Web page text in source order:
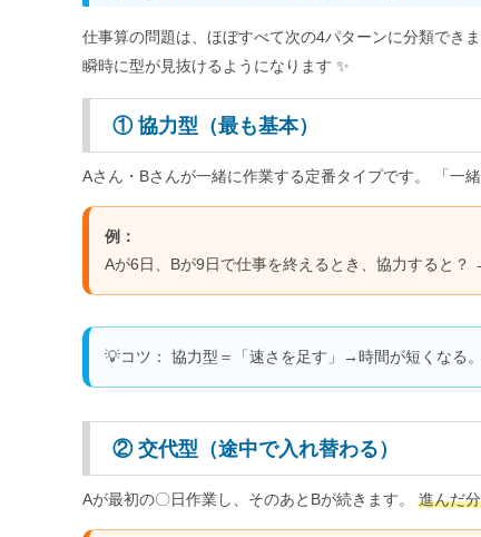
仕事算の問題は、ほぼすべて次の4パターンに分類でき
瞬時に型が見抜けるようになります ✨
① 協力型（最も基本）
Aさん・Bさんが一緒に作業する定番タイプです。 「一
例：
Aが6日、Bが9日で仕事を終えるとき、協力すると
💡コツ： 協力型＝「速さを足す」→時間が短くなる
② 交代型（途中で入れ替わる）
Aが最初の〇日作業し、そのあとBが続きます。 進んだ